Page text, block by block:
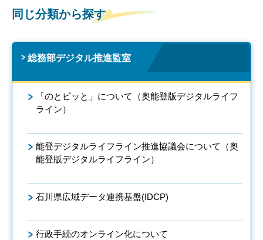
同じ分類から探す
総務部デジタル推進監室
「のとピッと」について（奥能登版デジタルライフ
ライン）
能登デジタルライフライン推進協議会について（奥
能登版デジタルライフライン）
石川県広域データ連携基盤(IDCP)
行政手続のオンライン化について